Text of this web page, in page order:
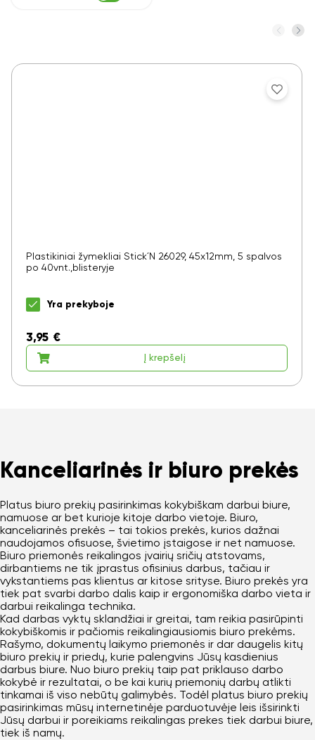
Plastikiniai žymekliai Stick´N 26029, 45x12mm, 5 spalvos
po 40vnt.,blisteryje
Yra prekyboje
3,95 €
Į krepšelį
Kanceliarinės ir biuro prekės
Platus biuro prekių pasirinkimas kokybiškam darbui biure,
namuose ar bet kurioje kitoje darbo vietoje. Biuro,
kanceliarinės prekės – tai tokios prekės, kurios dažnai
naudojamos ofisuose, švietimo įstaigose ir net namuose.
Biuro priemonės reikalingos įvairių sričių atstovams,
dirbantiems ne tik įprastus ofisinius darbus, tačiau ir
vykstantiems pas klientus ar kitose srityse. Biuro prekės yra
tiek pat svarbi darbo dalis kaip ir ergonomiška darbo vieta ir
darbui reikalinga technika.
Kad darbas vyktų sklandžiai ir greitai, tam reikia pasirūpinti
kokybiškomis ir pačiomis reikalingiausiomis biuro prekėms.
Rašymo, dokumentų laikymo priemonės ir dar daugelis kitų
biuro prekių ir priedų, kurie palengvins Jūsų kasdienius
darbus biure. Nuo biuro prekių taip pat priklauso darbo
kokybė ir rezultatai, o be kai kurių priemonių darbų atlikti
tinkamai iš viso nebūtų galimybės. Todėl platus biuro prekių
pasirinkimas mūsų internetinėje parduotuvėje leis išsirinkti
Jūsų darbui ir poreikiams reikalingas prekes tiek darbui biure,
tiek iš namų.